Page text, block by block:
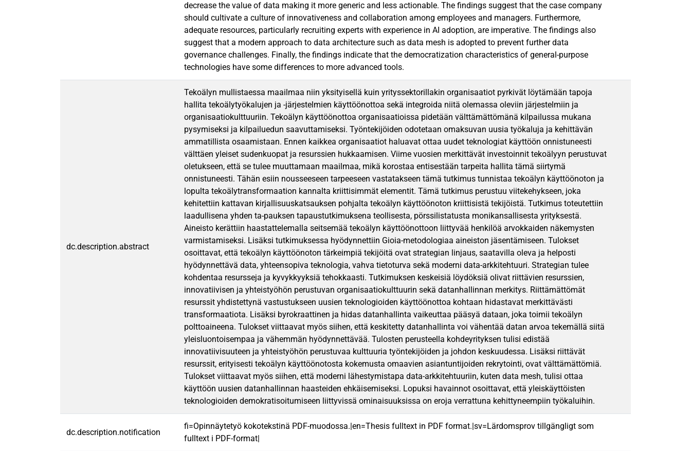
decrease the value of data making it more generic and less actionable. The findings suggest that the case company
should cultivate a culture of innovativeness and collaboration among employees and managers. Furthermore,
adequate resources, particularly recruiting experts with experience in AI adoption, are imperative. The findings also
suggest that a modern approach to data architecture such as data mesh is adopted to prevent further data
governance challenges. Finally, the findings indicate that the democratization characteristics of general-purpose
technologies have some differences to more advanced tools.
dc.description.abstract
Tekoälyn mullistaessa maailmaa niin yksityisellä kuin yrityssektorillakin organisaatiot pyrkivät löytämään tapoja
hallita tekoälytyökalujen ja -järjestelmien käyttöönottoa sekä integroida niitä olemassa oleviin järjestelmiin ja
organisaatiokulttuuriin. Tekoälyn käyttöönottoa organisaatioissa pidetään välttämättömänä kilpailussa mukana
pysymiseksi ja kilpailuedun saavuttamiseksi. Työntekijöiden odotetaan omaksuvan uusia työkaluja ja kehittävän
ammatillista osaamistaan. Ennen kaikkea organisaatiot haluavat ottaa uudet teknologiat käyttöön onnistuneesti
välttäen yleiset sudenkuopat ja resurssien hukkaamisen. Viime vuosien merkittävät investoinnit tekoälyyn perustuvat
oletukseen, että se tulee muuttamaan maailmaa, mikä korostaa entisestään tarpeita hallita tämä siirtymä
onnistuneesti. Tähän esiin nousseeseen tarpeeseen vastatakseen tämä tutkimus tunnistaa tekoälyn käyttöönoton ja
lopulta tekoälytransformaation kannalta kriittisimmät elementit. Tämä tutkimus perustuu viitekehykseen, joka
kehitettiin kattavan kirjallisuuskatsauksen pohjalta tekoälyn käyttöönoton kriittisistä tekijöistä. Tutkimus toteutettiin
laadullisena yhden ta-pauksen tapaustutkimuksena teollisesta, pörssilistatusta monikansallisesta yrityksestä.
Aineisto kerättiin haastattelemalla seitsemää tekoälyn käyttöönottoon liittyvää henkilöä arvokkaiden näkemysten
varmistamiseksi. Lisäksi tutkimuksessa hyödynnettiin Gioia-metodologiaa aineiston jäsentämiseen. Tulokset
osoittavat, että tekoälyn käyttöönoton tärkeimpiä tekijöitä ovat strategian linjaus, saatavilla oleva ja helposti
hyödynnettävä data, yhteensopiva teknologia, vahva tietoturva sekä moderni data-arkkitehtuuri. Strategian tulee
kohdentaa resursseja ja kyvykkyyksiä tehokkaasti. Tutkimuksen keskeisiä löydöksiä olivat riittävien resurssien,
innovatiivisen ja yhteistyöhön perustuvan organisaatiokulttuurin sekä datanhallinnan merkitys. Riittämättömät
resurssit yhdistettynä vastustukseen uusien teknologioiden käyttöönottoa kohtaan hidastavat merkittävästi
transformaatiota. Lisäksi byrokraattinen ja hidas datanhallinta vaikeuttaa pääsyä dataan, joka toimii tekoälyn
polttoaineena. Tulokset viittaavat myös siihen, että keskitetty datanhallinta voi vähentää datan arvoa tekemällä siitä
yleisluontoisempaa ja vähemmän hyödynnettävää. Tulosten perusteella kohdeyrityksen tulisi edistää
innovatiivisuuteen ja yhteistyöhön perustuvaa kulttuuria työntekijöiden ja johdon keskuudessa. Lisäksi riittävät
resurssit, erityisesti tekoälyn käyttöönotosta kokemusta omaavien asiantuntijoiden rekrytointi, ovat välttämättömiä.
Tulokset viittaavat myös siihen, että moderni lähestymistapa data-arkkitehtuuriin, kuten data mesh, tulisi ottaa
käyttöön uusien datanhallinnan haasteiden ehkäisemiseksi. Lopuksi havainnot osoittavat, että yleiskäyttöisten
teknologioiden demokratisoitumiseen liittyvissä ominaisuuksissa on eroja verrattuna kehittyneempiin työkaluihin.
dc.description.notification
fi=Opinnäytetyö kokotekstinä PDF-muodossa.|en=Thesis fulltext in PDF format.|sv=Lärdomsprov tillgängligt som
fulltext i PDF-format|